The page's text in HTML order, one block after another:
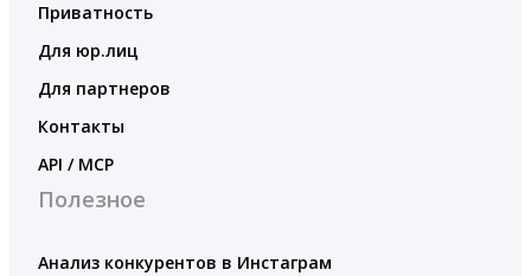
Приватность
Для юр.лиц
Для партнеров
Контакты
API / MCP
Полезное
Анализ конкурентов в Инстаграм